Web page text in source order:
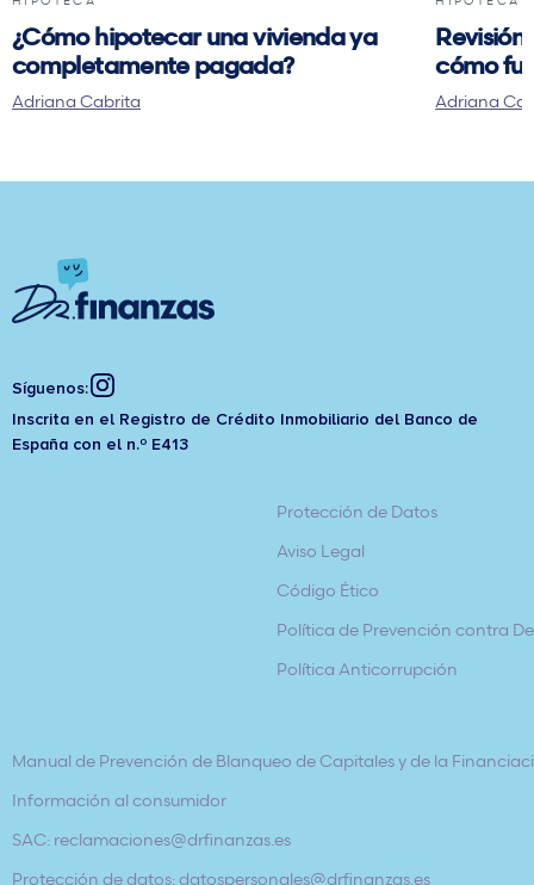
¿Cómo hipotecar una vivienda ya
completamente pagada?
Adriana Cabrita
cómo
Adriana
Síguenos:
Inscrita en el Registro de Crédito Inmobiliario del Banco de
España con el n.º E413
Protección de Datos
Aviso Legal
Código Ético
Política de Prevención contra
Política Anticorrupción
Manual de Prevención de Blanqueo de Capitales y de la
Información al consumidor
SAC: reclamaciones@drfinanzas.es
Protección de datos: datospersonales@drfinanzas.es